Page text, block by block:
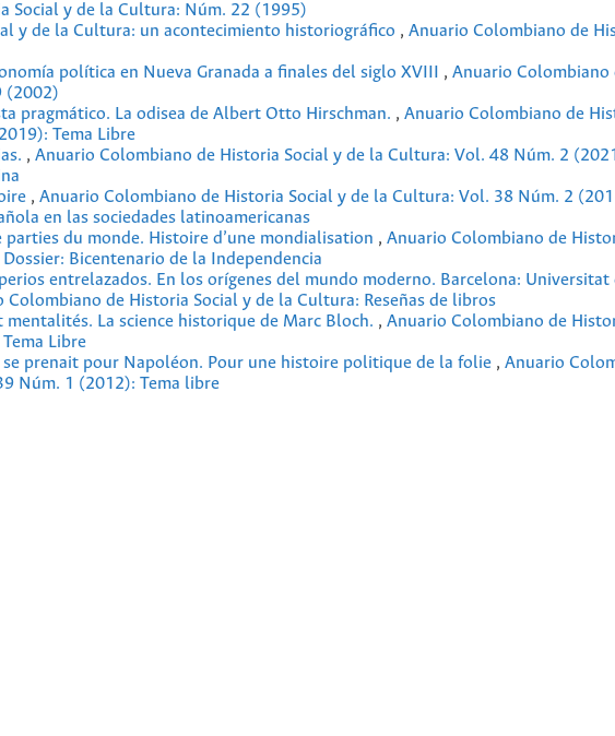
Social y de la Cultura: Núm. 22 (1995)
y de la Cultura: un acontecimiento historiográfico , Anuario Colombiano de
política en Nueva Granada a finales del siglo XVIII , Anuario Colombiano
(2002)
pragmático. La odisea de Albert Otto Hirschman. , Anuario Colombiano de
Tema Libre
, Anuario Colombiano de Historia Social y de la Cultura: Vol. 48 Núm. 2
, Anuario Colombiano de Historia Social y de la Cultura: Vol. 38 Núm. 2
en las sociedades latinoamericanas
parties du monde. Histoire d’une mondialisation , Anuario Colombiano de
Bicentenario de la Independencia
entrelazados. En los orígenes del mundo moderno. Barcelona: Universitat
Colombiano de Historia Social y de la Cultura: Reseñas de libros
mentalités. La science historique de Marc Bloch. , Anuario Colombiano de
Libre
se prenait pour Napoléon. Pour une histoire politique de la folie , Anuario
Núm. 1 (2012): Tema libre